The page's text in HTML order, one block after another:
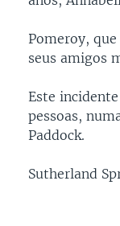
Pomeroy,
seus amigos
Este
pessoas,
Paddock.
Sutherland